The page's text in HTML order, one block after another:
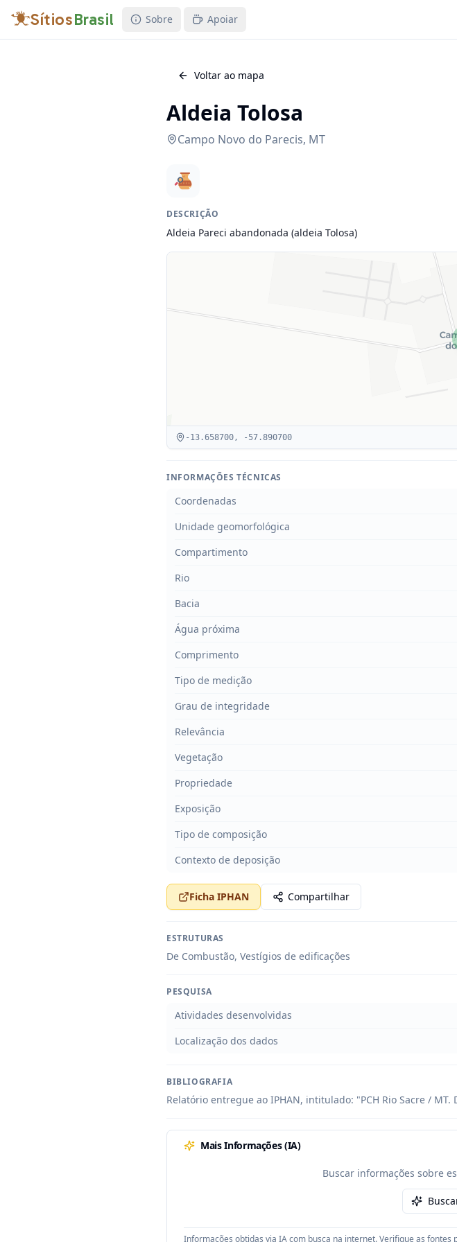
SítiosBrasil Sobre Apoiar
Voltar ao mapa
Aldeia Tolosa
Campo Novo do Parecis, MT
DESCRIÇÃO
Aldeia Pareci abandonada (aldeia Tolosa)
-13.658700, -57.890700
INFORMAÇÕES TÉCNICAS
Coordenadas
Unidade geomorfológica
Compartimento
Rio
Bacia
Água próxima
Comprimento
Tipo de medição
Grau de integridade
Relevância
Vegetação
Propriedade
Exposição
Tipo de composição
Contexto de deposição
Ficha IPHAN Compartilhar
ESTRUTURAS
De Combustão, Vestígios de edificações
PESQUISA
Atividades desenvolvidas
Localização dos dados
BIBLIOGRAFIA
Relatório entregue ao IPHAN, intitulado: "PCH Rio Sacre /
Mais Informações (IA)
Buscar informações sobre
Informações obtidas via IA com busca na internet. Verifique as fontes